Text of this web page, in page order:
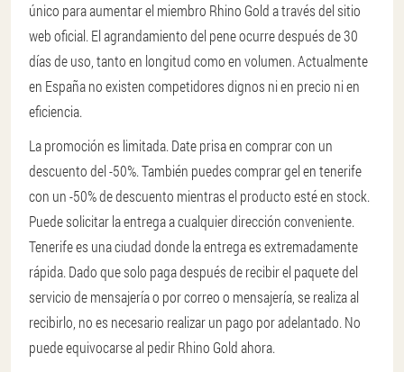
único para aumentar el miembro Rhino Gold a través del sitio
web oficial. El agrandamiento del pene ocurre después de 30
días de uso, tanto en longitud como en volumen. Actualmente
en España no existen competidores dignos ni en precio ni en
eficiencia.
La promoción es limitada. Date prisa en comprar con un
descuento del -50%. También puedes comprar gel en tenerife
con un -50% de descuento mientras el producto esté en stock.
Puede solicitar la entrega a cualquier dirección conveniente.
Tenerife es una ciudad donde la entrega es extremadamente
rápida. Dado que solo paga después de recibir el paquete del
servicio de mensajería o por correo o mensajería, se realiza al
recibirlo, no es necesario realizar un pago por adelantado. No
puede equivocarse al pedir Rhino Gold ahora.